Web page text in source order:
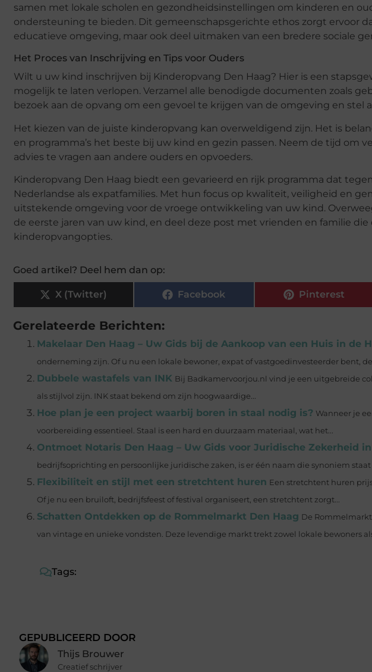
samen met lokale scholen en gezondheidsinstellingen om kinderen en
ondersteuning te bieden. Dit gemeenschapsgerichte ethos zorgt ervoor
educatieve omgeving, maar ook deel uitmaken van een bredere sociale
Het Proces van Inschrijving en Tips voor Ouders
Wilt u uw kind inschrijven bij Kinderopvang Den Haag? Hier is een
mogelijk te laten verlopen. Verzamel alle benodigde documenten zoals
bezoek aan de opvang om een gevoel te krijgen van de omgeving en stel
Het kiezen van de juiste kinderopvang kan overweldigend zijn. Het is
en programma’s het beste bij uw kind en gezin passen. Neem de tijd om
advies te vragen aan andere ouders en opvoeders.
Kinderopvang Den Haag biedt een gevarieerd en rijk programma dat
Nederlandse als expatfamilies. Met hun focus op kwaliteit, veiligheid en
uitstekende omgeving voor de vroege ontwikkeling van uw kind.
de eerste jaren van uw kind, en deel deze post met vrienden en familie
kinderopvangopties.
Goed artikel? Deel hem dan op:
X (Twitter) Facebook Pinterest
Gerelateerde Berichten:
Makelaar Den Haag – Uw Gids bij de Aankoop van een Huis in de
onderneming zijn. Of u nu een lokale bewoner, expat of vastgoedinvesteerder bent, de
Dubbele wastafels van INK Bij Badkamervoorjou.nl vind je een uitgebreide
als stijlvol zijn. INK staat bekend om zijn hoogwaardige...
Hoe plan je een project waarbij boren in staal nodig is? Wanneer je
voorbereiding essentieel. Staal is een hard en duurzaam materiaal, wat het...
Ontmoet Notaris Den Haag – Uw Gids voor Juridische Zekerheid
bedrijfsoprichting en persoonlijke juridische zaken, is er één naam die synoniem
Flexibiliteit en stijl met een stretchtent huren Een stretchtent huren
Of je nu een bruiloft, bedrijfsfeest of festival organiseert, een stretchtent zorgt...
Schatten Ontdekken op de Rommelmarkt Den Haag De
van vintage en unieke vondsten. Deze levendige markt trekt zowel lokale bewoners
Tags:
GEPUBLICEERD DOOR
Thijs Brouwer
Creatief schrijver